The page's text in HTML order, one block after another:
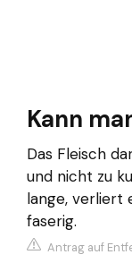
Kann
Das Fleisch
und nicht zu
lange, verliert
faserig.
Antrag auf